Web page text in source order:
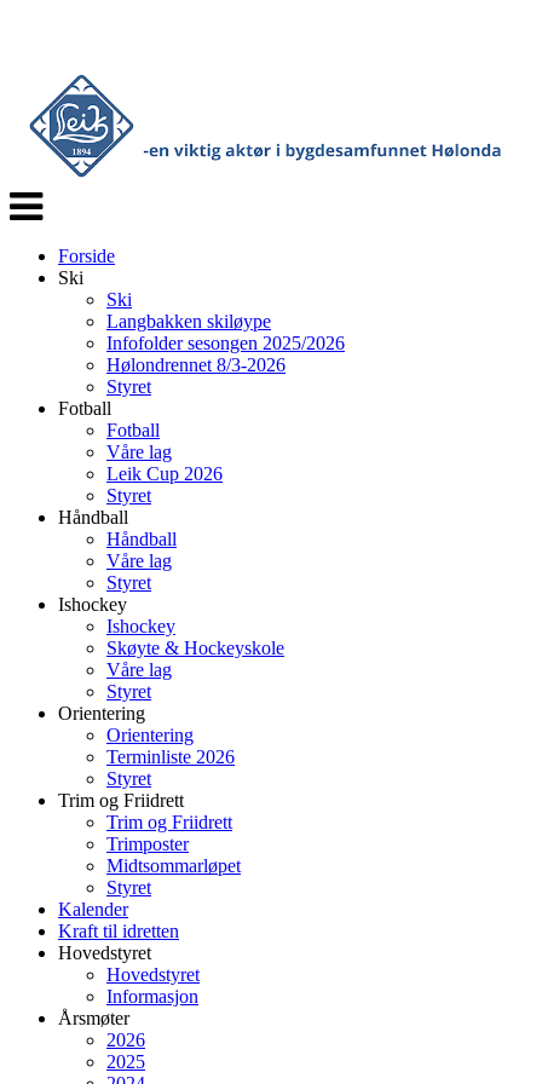
Veksle
navigasjon
Forside
Ski
Ski
Langbakken skiløype
Infofolder sesongen 2025/2026
Hølondrennet 8/3-2026
Styret
Fotball
Fotball
Våre lag
Leik Cup 2026
Styret
Håndball
Håndball
Våre lag
Styret
Ishockey
Ishockey
Skøyte & Hockeyskole
Våre lag
Styret
Orientering
Orientering
Terminliste 2026
Styret
Trim og Friidrett
Trim og Friidrett
Trimposter
Midtsommarløpet
Styret
Kalender
Kraft til idretten
Hovedstyret
Hovedstyret
Informasjon
Årsmøter
2026
2025